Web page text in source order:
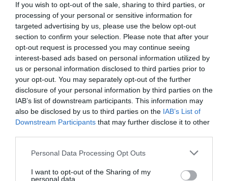
If you wish to opt-out of the sale, sharing to third parties, or
processing of your personal or sensitive information for
targeted advertising by us, please use the below opt-out
section to confirm your selection. Please note that after your
opt-out request is processed you may continue seeing
interest-based ads based on personal information utilized by
us or personal information disclosed to third parties prior to
your opt-out. You may separately opt-out of the further
disclosure of your personal information by third parties on the
IAB’s list of downstream participants. This information may
also be disclosed by us to third parties on the IAB’s List of
Downstream Participants that may further disclose it to other
Please note that this website/app uses one or more Google
not limited to your visit or usage behaviour. You may click to
Personal Data Processing Opt Outs
I want to opt-out of the Sharing of my
personal data.
Olvasd el ezt is!
A traktor, amihez ember sem kell, itt tart a
technológiai forradalom
Ezért jó a téli fagy a konyhakertben
Így lehet saját pisztáciád a kertedben